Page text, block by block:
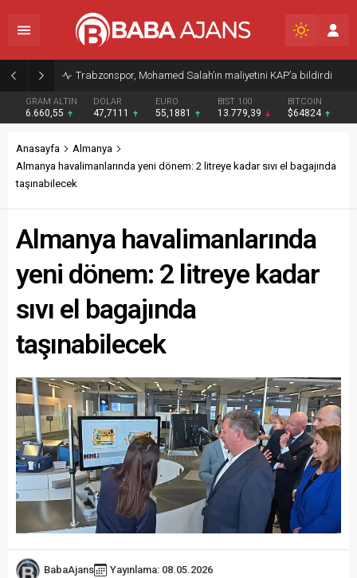
Trabzonspor, Mohamed Salah’ın maliyetini KAP’a bildirdi
GRAM ALTIN
6.660,55
DOLAR
47,7111
EURO
55,1881
BIST 100
13.779,39
BITCOIN
$64824
Anasayfa
Almanya
Almanya havalimanlarında yeni dönem: 2 litreye kadar sıvı el bagajında
taşınabilecek
Almanya havalimanlarında
yeni dönem: 2 litreye kadar
sıvı el bagajında
taşınabilecek
BabaAjans
Yayınlama: 08.05.2026